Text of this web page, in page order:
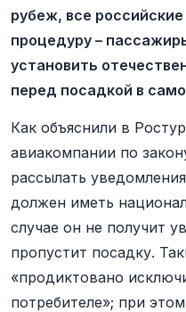
рубеж, все
процедуру –
установить
перед посадкой в
Как объяснили в
авиакомпании по
рассылать
должен иметь
случае он не получит
пропустит посадку.
«продиктовано
потребителе»; при